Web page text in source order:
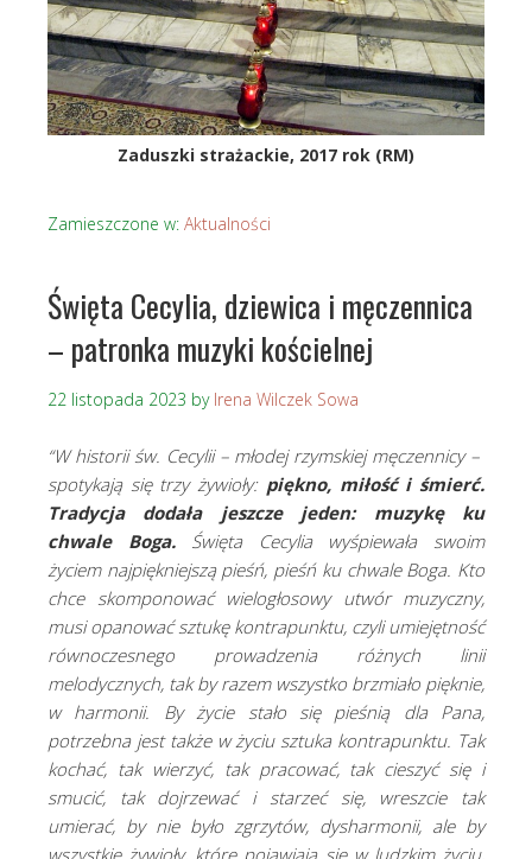
Zaduszki strażackie, 2017 rok (RM)
Zamieszczone w: Aktualności
Święta Cecylia, dziewica i męczennica
– patronka muzyki kościelnej
22 listopada 2023 by Irena Wilczek Sowa
“W historii św. Cecylii – młodej rzymskiej męczennicy –
spotykają się trzy żywioły: piękno, miłość i śmierć.
Tradycja dodała jeszcze jeden: muzykę ku
chwale Boga.Święta Cecylia wyśpiewała swoim
życiem najpiękniejszą pieśń, pieśń ku chwale Boga. Kto
chce skomponować wielogłosowy utwór muzyczny,
musi opanować sztukę kontrapunktu, czyli umiejętność
równoczesnego prowadzenia różnych linii
melodycznych, tak by razem wszystko brzmiało pięknie,
w harmonii. By życie stało się pieśnią dla Pana,
potrzebna jest także w życiu sztuka kontrapunktu. Tak
kochać, tak wierzyć, tak pracować, tak cieszyć się i
smucić, tak dojrzewać i starzeć się, wreszcie tak
umierać, by nie było zgrzytów, dysharmonii, ale by
wszystkie żywioły, które pojawiają się w ludzkim życiu,